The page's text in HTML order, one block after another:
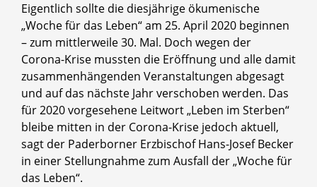
Eigentlich sollte die diesjährige ökumenische
„Woche für das Leben“ am 25. April 2020 beginnen
– zum mittlerweile 30. Mal. Doch wegen der
Corona-Krise mussten die Eröffnung und alle damit
zusammenhängenden Veranstaltungen abgesagt
und auf das nächste Jahr verschoben werden. Das
für 2020 vorgesehene Leitwort „Leben im Sterben“
bleibe mitten in der Corona-Krise jedoch aktuell,
sagt der Paderborner Erzbischof Hans-Josef Becker
in einer Stellungnahme zum Ausfall der „Woche für
das Leben“.